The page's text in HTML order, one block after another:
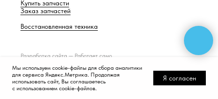
Разработка сайта — Работает само
Купить запчасти
Заказ запчастей
Восстановленная техника
Мы используем cookie-файлы для сбора аналитики
для сервиса Яндекс.Метрика. Продолжая
использовать сайт, Вы соглашаетесь
с использованием cookie-файлов.
Я согласен